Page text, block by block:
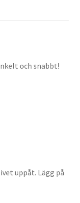
och snabbt!
uppåt. Lägg på